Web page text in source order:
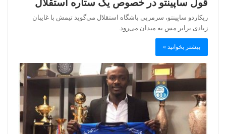
قول ساپینتو در خصوص یک ستاره استقلال
ریکاردو ساپینتو، سرمربی باشگاه استقلال می‌گوید تیمش با غایبان
زیادی برابر مس به میدان می‌رود.
بیشتر بخوانید »